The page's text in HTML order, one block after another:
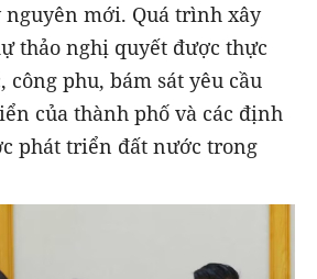
nguyên mới. Quá trình xây
thảo nghị quyết được thực
phu, bám sát yêu cầu
của thành phố và các định
phát triển đất nước trong